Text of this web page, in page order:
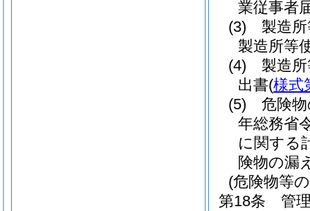
業従事者
(3)
製造
製造所等
(4)
製造
出書(様式
(5)
危険
年総務省
に関する
険物の漏
(危険物等
第18条
管